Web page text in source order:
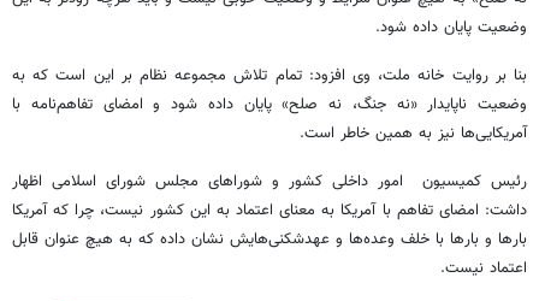
وضعیت پایان داده شود.
بنا بر روایت خانه ملت، وی افزود: تمام تلاش مجموعه نظام بر این است که به
وضعیت ناپایدار «نه جنگ، نه صلح» پایان داده شود و امضای تفاهم‌نامه با
آمریکایی‌ها نیز به همین خاطر است.
رئیس کمیسیون امور داخلی کشور و شوراهای مجلس شورای اسلامی اظهار
داشت: امضای تفاهم با آمریکا به معنای اعتماد به این کشور نیست، چرا که آمریکا
بارها و بارها با خلف وعده‌ها و عهدشکنی‌هایش نشان داده که به هیچ عنوان قابل
اعتماد نیست.